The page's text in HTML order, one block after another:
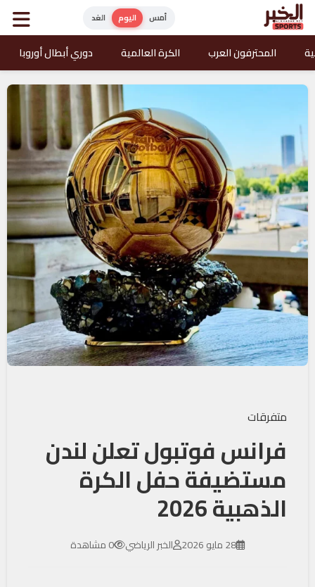
أمس اليوم الغد
المحترفون العرب الكرة العالمية دوري أبطال أوروبا
متفرقات
فرانس فوتبول تعلن لندن
مستضيفة حفل الكرة
الذهبية 2026
28 مايو 2026 الخبر الرياضي 0 مشاهدة